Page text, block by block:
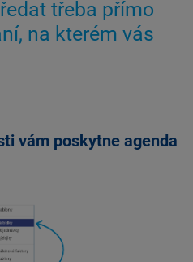
třeba přímo
na kterém vás
vám poskytne agenda